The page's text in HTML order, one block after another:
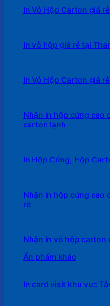
In Vỏ Hộp Carton giá
In vỏ hộp giá rẻ tại
In Vỏ Hộp Carton giá
Nhận in hộp cứng cao
carton lạnh
In Hộp Cứng, Hộp
Nhận in hộp cứng cao
rẻ
Nhận in vỏ hộp carton
Ấn phẩm khác
In card visit khu vực